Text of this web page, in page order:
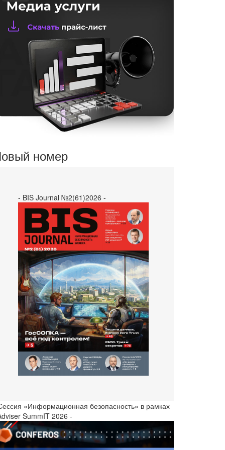
номер
- BIS Journal №2(61)2026 -
«Информационная безопасность» в рамках
SummIT 2026 -